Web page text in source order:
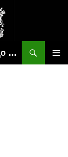
Федерация киокусинкай каратэ-до рязанской области